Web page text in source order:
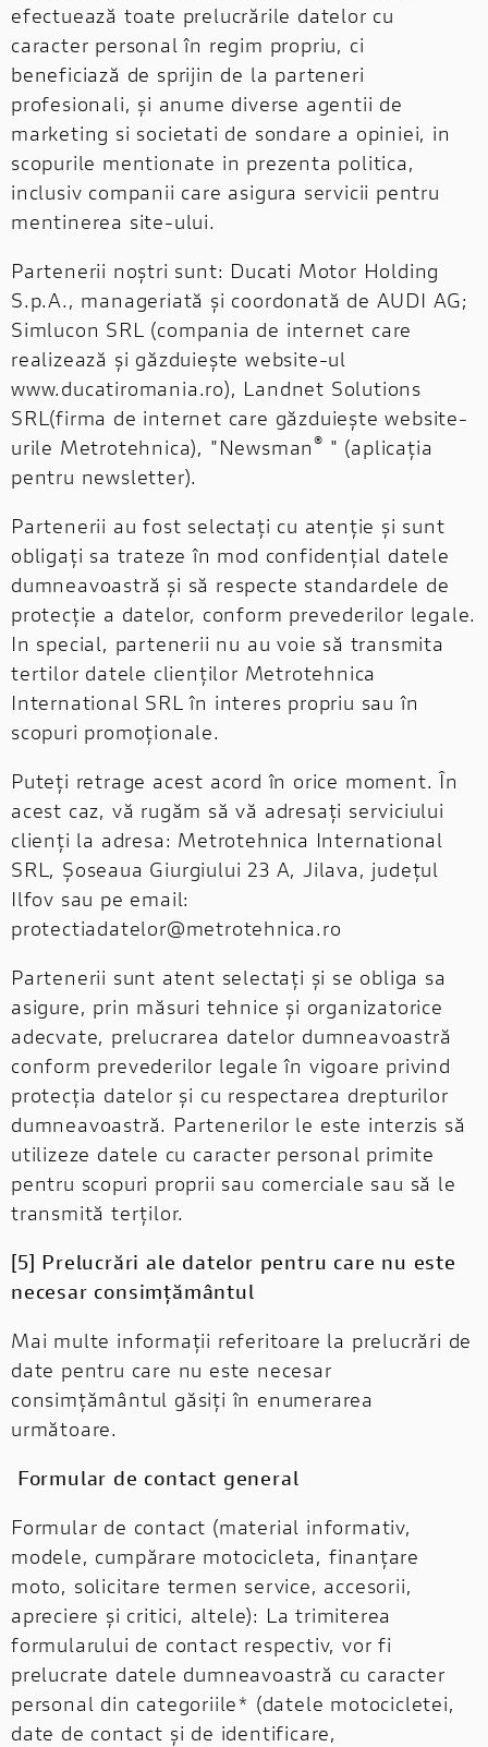
efectuează toate prelucrările datelor cu
caracter personal în regim propriu, ci
beneficiază de sprijin de la parteneri
profesionali, și anume diverse agentii de
marketing si societati de sondare a opiniei, in
scopurile mentionate in prezenta politica,
inclusiv companii care asigura servicii pentru
mentinerea site-ului.
Partenerii noștri sunt: Ducati Motor Holding
S.p.A., manageriată și coordonată de AUDI AG;
Simlucon SRL (compania de internet care
realizează și găzduiește website-ul
www.ducatiromania.ro), Landnet Solutions
SRL(firma de internet care găzduiește website-
urile Metrotehnica), "Newsman® " (aplicația
pentru newsletter).
Partenerii au fost selectați cu atenție și sunt
obligați sa trateze în mod confidențial datele
dumneavoastră și să respecte standardele de
protecție a datelor, conform prevederilor legale.
In special, partenerii nu au voie să transmita
tertilor datele clienților Metrotehnica
International SRL în interes propriu sau în
scopuri promoționale.
Puteți retrage acest acord în orice moment. În
acest caz, vă rugăm să vă adresați serviciului
clienți la adresa: Metrotehnica International
SRL, Șoseaua Giurgiului 23 A, Jilava, județul
Ilfov sau pe email:
protectiadatelor@metrotehnica.ro
Partenerii sunt atent selectați și se obliga sa
asigure, prin măsuri tehnice și organizatorice
adecvate, prelucrarea datelor dumneavoastră
conform prevederilor legale în vigoare privind
protecția datelor și cu respectarea drepturilor
dumneavoastră. Partenerilor le este interzis să
utilizeze datele cu caracter personal primite
pentru scopuri proprii sau comerciale sau să le
transmită terților.
[5] Prelucrări ale datelor pentru care nu este
necesar consimțământul
Mai multe informații referitoare la prelucrări de
date pentru care nu este necesar
consimțământul găsiți în enumerarea
următoare.
Formular de contact general
Formular de contact (material informativ,
modele, cumpărare motocicleta, finanțare
moto, solicitare termen service, accesorii,
apreciere și critici, altele): La trimiterea
formularului de contact respectiv, vor fi
prelucrate datele dumneavoastră cu caracter
personal din categoriile* (datele motocicletei,
date de contact și de identificare,